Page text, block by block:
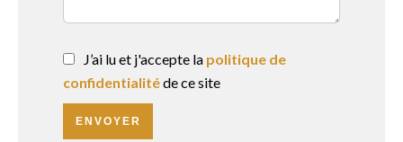
J’ai lu et j'accepte la politique de
confidentialitéde ce site
ENVOYER